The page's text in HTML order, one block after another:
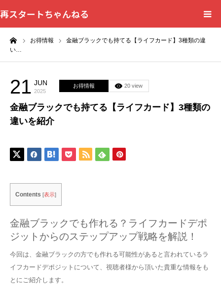
再スタートちゃんねる
お得情報
金融ブラックでも持てる【ライフカード】3種類の違
い…
21 JUN
2025
お得情報 20 view
金融ブラックでも持てる【ライフカード】3種類の
違いを紹介
Contents [表示]
金融ブラックでも作れる？ライフカードデポ
ジットからのステップアップ戦略を解説！
今回は、金融ブラックの方でも作れる可能性があると言われているラ
イフカードデポジットについて、視聴者様から頂いた貴重な情報をも
とにご紹介します。
HOME
プライバシーポリシー